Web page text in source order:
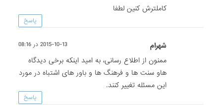
کاملترش کنین لطفا
پاسخ
شهرام 2015-10-13 در 08:16
ممنون از اطلاع رسانی، به امید اینکه برخی دیدگاه
هاو سنت ها و فرهنگ ها و باور های اشتباه در مورد
این مسئله تغییر کنند.
پاسخ